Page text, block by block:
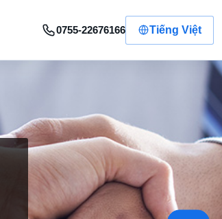
0755-22676166 Tiếng Việt